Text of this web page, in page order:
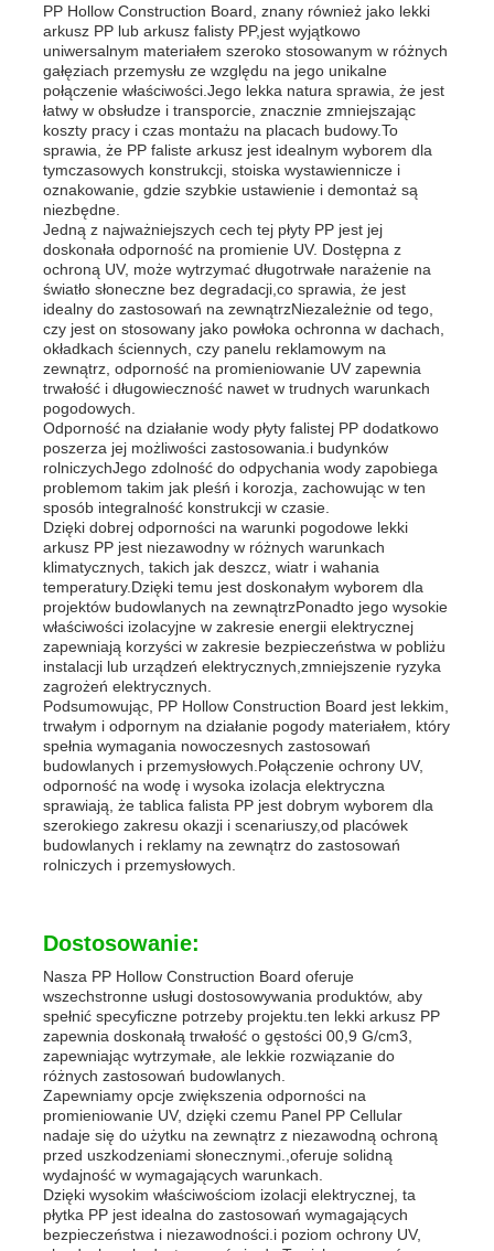
PP Hollow Construction Board, znany również jako lekki
arkusz PP lub arkusz falisty PP,jest wyjątkowo
uniwersalnym materiałem szeroko stosowanym w różnych
gałęziach przemysłu ze względu na jego unikalne
połączenie właściwości.Jego lekka natura sprawia, że jest
łatwy w obsłudze i transporcie, znacznie zmniejszając
koszty pracy i czas montażu na placach budowy.To
sprawia, że PP faliste arkusz jest idealnym wyborem dla
tymczasowych konstrukcji, stoiska wystawiennicze i
oznakowanie, gdzie szybkie ustawienie i demontaż są
niezbędne.
Jedną z najważniejszych cech tej płyty PP jest jej
doskonała odporność na promienie UV. Dostępna z
ochroną UV, może wytrzymać długotrwałe narażenie na
światło słoneczne bez degradacji,co sprawia, że jest
idealny do zastosowań na zewnątrzNiezależnie od tego,
czy jest on stosowany jako powłoka ochronna w dachach,
okładkach ściennych, czy panelu reklamowym na
zewnątrz, odporność na promieniowanie UV zapewnia
trwałość i długowieczność nawet w trudnych warunkach
pogodowych.
Odporność na działanie wody płyty falistej PP dodatkowo
poszerza jej możliwości zastosowania.i budynków
rolniczychJego zdolność do odpychania wody zapobiega
problemom takim jak pleśń i korozja, zachowując w ten
sposób integralność konstrukcji w czasie.
Dzięki dobrej odporności na warunki pogodowe lekki
arkusz PP jest niezawodny w różnych warunkach
klimatycznych, takich jak deszcz, wiatr i wahania
temperatury.Dzięki temu jest doskonałym wyborem dla
projektów budowlanych na zewnątrzPonadto jego wysokie
właściwości izolacyjne w zakresie energii elektrycznej
zapewniają korzyści w zakresie bezpieczeństwa w pobliżu
instalacji lub urządzeń elektrycznych,zmniejszenie ryzyka
zagrożeń elektrycznych.
Podsumowując, PP Hollow Construction Board jest lekkim,
trwałym i odpornym na działanie pogody materiałem, który
spełnia wymagania nowoczesnych zastosowań
budowlanych i przemysłowych.Połączenie ochrony UV,
odporność na wodę i wysoka izolacja elektryczna
sprawiają, że tablica falista PP jest dobrym wyborem dla
szerokiego zakresu okazji i scenariuszy,od placówek
budowlanych i reklamy na zewnątrz do zastosowań
rolniczych i przemysłowych.
Dostosowanie:
Nasza PP Hollow Construction Board oferuje
wszechstronne usługi dostosowywania produktów, aby
spełnić specyficzne potrzeby projektu.ten lekki arkusz PP
zapewnia doskonałą trwałość o gęstości 00,9 G/cm3,
zapewniając wytrzymałe, ale lekkie rozwiązanie do
różnych zastosowań budowlanych.
Zapewniamy opcje zwiększenia odporności na
promieniowanie UV, dzięki czemu Panel PP Cellular
nadaje się do użytku na zewnątrz z niezawodną ochroną
przed uszkodzeniami słonecznymi.,oferuje solidną
wydajność w wymagających warunkach.
Dzięki wysokim właściwościom izolacji elektrycznej, ta
płytka PP jest idealna do zastosowań wymagających
bezpieczeństwa i niezawodności.i poziom ochrony UV,